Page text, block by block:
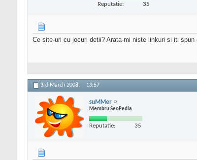
Reputatie: 35
Ce site-uri cu jocuri detii? Arata-mi niste linkuri si iti spun
3rd March 2008, 13:57
suMMer
Membru SeoPedia
Reputatie: 35